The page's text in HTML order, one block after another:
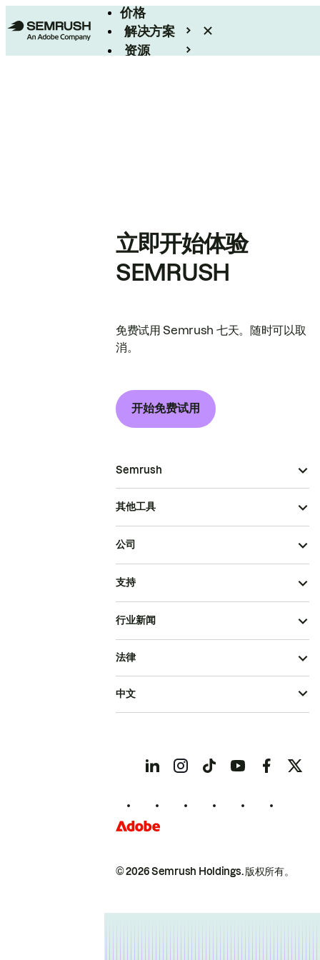
价格
解决方案
资源
立即开始体验
SEMRUSH
免费试用 Semrush 七天。随时可以取
消。
开始免费试用
Semrush
其他工具
公司
支持
行业新闻
© 2026 Semrush Holdings.版权所有。
法律
中文